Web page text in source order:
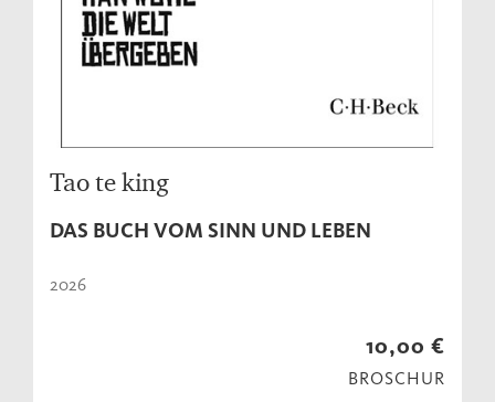
Tao te king
DAS BUCH VOM SINN UND LEBEN
2026
10,00 €
BROSCHUR